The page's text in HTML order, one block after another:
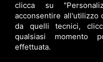
B.F. S.P.A. © •PRIVACY•
• SITEMAP• QUESTO SITO È
clicca su
acconsentire all'utilizzo
da quelli tecnici,
qualsiasi momento
effettuata.